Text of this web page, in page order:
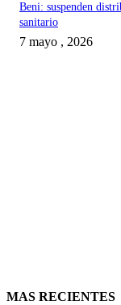
Beni: suspenden
sanitario
7 mayo , 2026
MAS RECIENTES